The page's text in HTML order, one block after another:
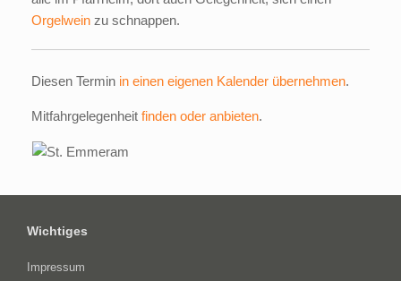
Orgelwein zu schnappen.
Diesen Termin in einen eigenen Kalender übernehmen.
Mitfahrgelegenheit finden oder anbieten.
Wichtiges
Impressum